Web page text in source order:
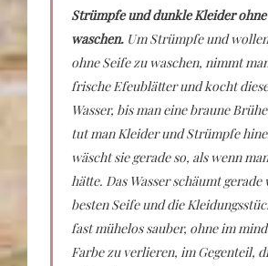
Strümpfe und dunkle Kleider ohne
waschen. Um Strümpfe und
ohne Seife zu waschen, nimmt
frische Efeublätter und kocht
Wasser, bis man eine braune
tut man Kleider und Strümpfe
wäscht sie gerade so, als wenn
hätte. Das Wasser schäumt gerade
besten Seife und die
fast mühelos sauber, ohne im
Farbe zu verlieren, im Gegenteil,